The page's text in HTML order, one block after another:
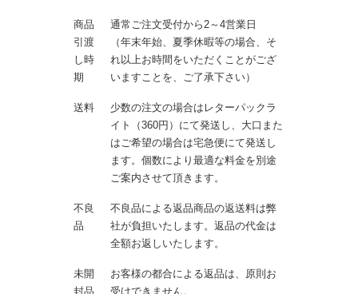
商品
引渡
し時
期
通常ご注文受付から2～4営業日
（年末年始、夏季休暇等の場合、そ
れ以上お時間をいただくことがござ
いますことを、ご了承下さい）
送料
少数の注文の場合はレターパックラ
イト（360円）にて発送し、大口また
はご希望の場合は宅急便にて発送し
ます。個数により最適な料金を別途
ご案内させて頂きます。
不良
品
不良品による返品商品の返送料は弊
社が負担いたします。返品の代金は
全額お返しいたします。
未開
封品
お客様の都合による返品は、原則お
受けできません。